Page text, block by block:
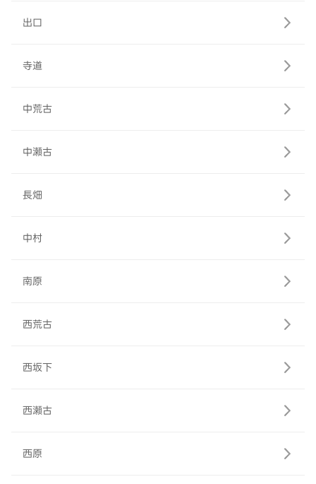
出口
寺道
中荒古
中瀬古
長畑
中村
南原
西荒古
西坂下
西瀬古
西原